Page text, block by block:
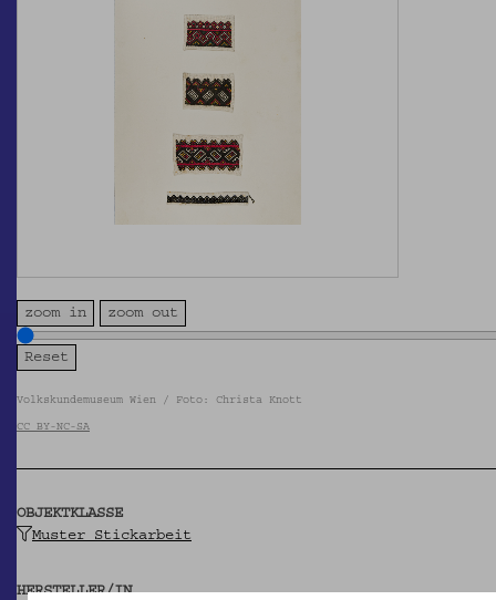
zoom in zoom out
Volkskundemuseum Wien / Foto: Christa Knott
CC BY-NC-SA
OBJEKTKLASSE
Muster Stickarbeit
HERSTELLER/IN